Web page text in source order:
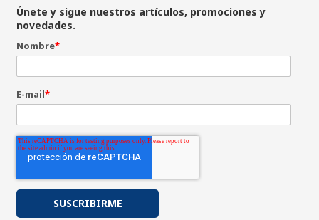
Únete y sigue nuestros artículos, promociones y
novedades.
Nombre*
E-mail*